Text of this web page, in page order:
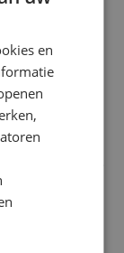
je mening
van je
schrijven
10 minuten.
een betere
kans op
en